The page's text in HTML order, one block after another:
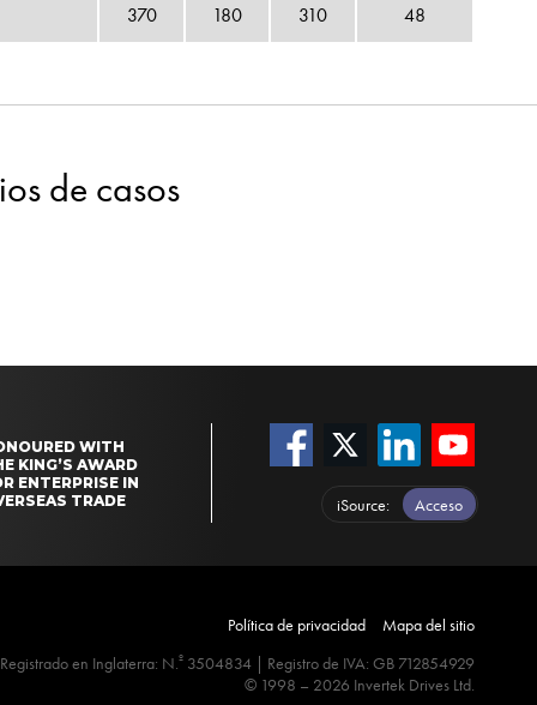
370 180 310 48
de casos
WITH
KING’S AWARD
ENTERPRISE IN
TRADE
iSource Acceso
Política de privacidad
Mapa del sitio
Registrado en Inglaterra: N.º 3504834 | Registro de IVA: GB 712854929
© 1998 – 2026 Invertek Drives Ltd.